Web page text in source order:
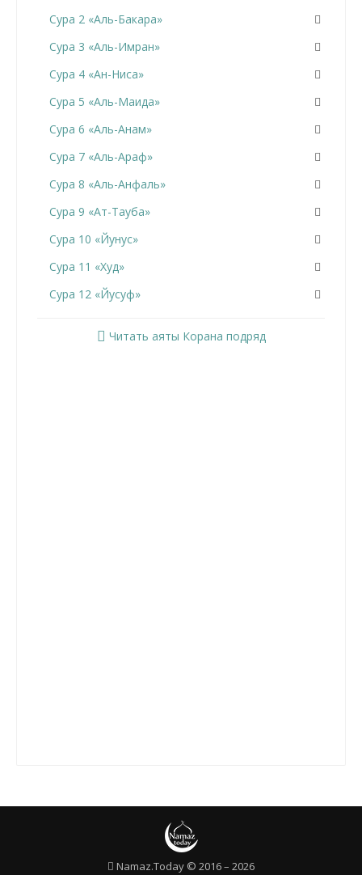
Сура 2 «Аль-Бакара»
Сура 3 «Аль-Имран»
Сура 4 «Ан-Ниса»
Сура 5 «Аль-Маида»
Сура 6 «Аль-Анам»
Сура 7 «Аль-Араф»
Сура 8 «Аль-Анфаль»
Сура 9 «Ат-Тауба»
Сура 10 «Йунус»
Сура 11 «Худ»
Сура 12 «Йусуф»
Сура 33 «Аль-Ахзаб»
Читать аяты Корана подряд
Namaz.Today © 2016 – 2026